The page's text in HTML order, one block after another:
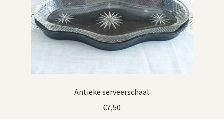
Antieke serveerschaal
€7,50